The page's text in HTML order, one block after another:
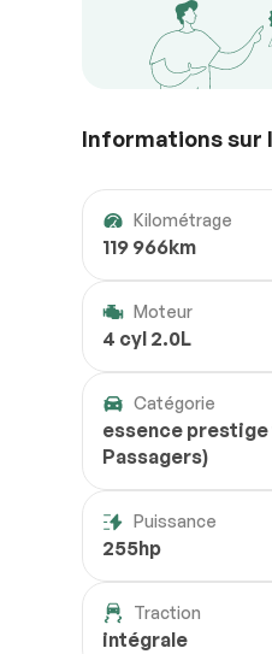
Informations sur
Kilométrage
119 966km
Moteur
4 cyl 2.0L
Catégorie
essence
Passagers)
Puissance
255hp
Traction
intégrale